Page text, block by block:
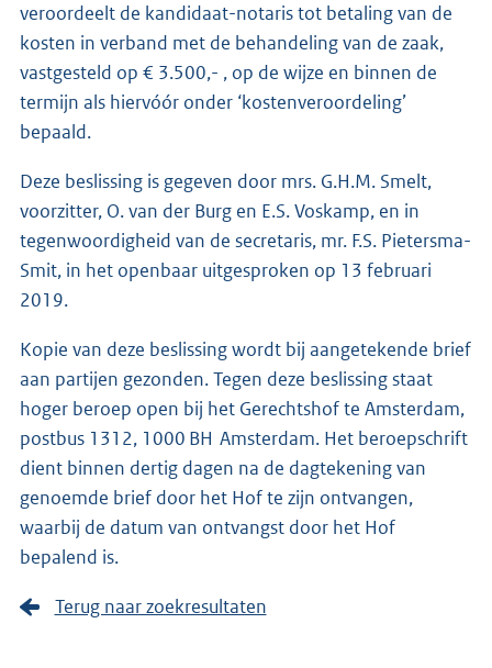
veroordeelt de kandidaat-notaris tot betaling van de
kosten in verband met de behandeling van de zaak,
vastgesteld op € 3.500,- , op de wijze en binnen de
termijn als hiervóór onder ‘kostenveroordeling’
bepaald.
Deze beslissing is gegeven door mrs. G.H.M. Smelt,
voorzitter, O. van der Burg en E.S. Voskamp, en in
tegenwoordigheid van de secretaris, mr. F.S. Pietersma-
Smit, in het openbaar uitgesproken op 13 februari
2019.
Kopie van deze beslissing wordt bij aangetekende brief
aan partijen gezonden. Tegen deze beslissing staat
hoger beroep open bij het Gerechtshof te Amsterdam,
postbus 1312, 1000 BH Amsterdam. Het beroepschrift
dient binnen dertig dagen na de dagtekening van
genoemde brief door het Hof te zijn ontvangen,
waarbij de datum van ontvangst door het Hof
bepalend is.
Terug naar zoekresultaten